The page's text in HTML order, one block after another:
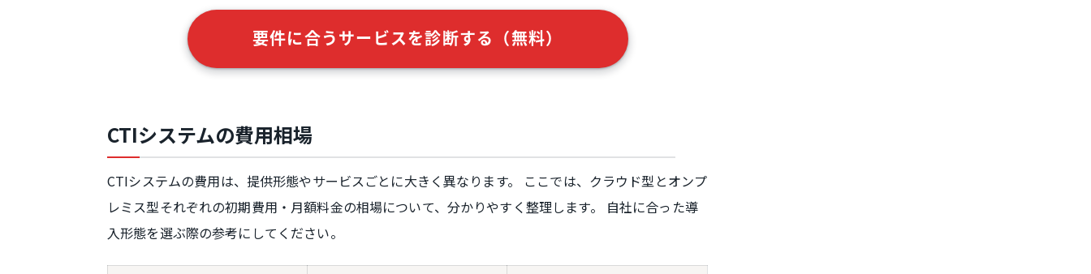
要件に合うサービスを診断する（無料）
CTIシステムの費用相場
CTIシステムの費用は、提供形態やサービスごとに大きく異なります。 ここでは、クラウド型とオンプ
レミス型それぞれの初期費用・月額料金の相場について、分かりやすく整理します。 自社に合った導
入形態を選ぶ際の参考にしてください。